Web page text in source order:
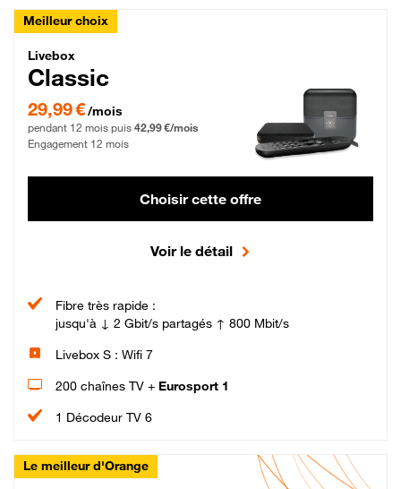
Meilleur choix
Livebox Classic Fibre
Livebox
Classic
29,99 € par mois pendant 12 mois puis 42,99 € par mois, Engagement 12 mois
29,99 €/mois
pendant 12 mois puis 42,99 €/mois
Engagement 12 mois
Choisir cette offre
Voir le détail
Fibre très rapide :
jusqu'à ↓ 2 Gbit/s partagés ↑ 800 Mbit/s
Livebox S : Wifi 7
200 chaînes TV + Eurosport 1
1 Décodeur TV 6
Le meilleur d'Orange